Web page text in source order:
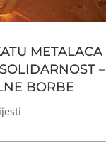
METALACA
–
BORBE